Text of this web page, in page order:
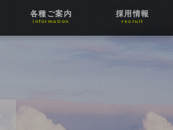
各種ご案内
information
採用情報
recruit